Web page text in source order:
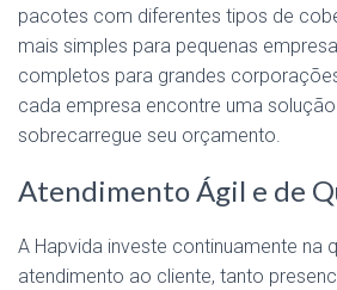
pacotes com diferentes tipos de
mais simples para pequenas
completos para grandes
cada empresa encontre uma
sobrecarregue seu orçamento.
Atendimento Ágil e de
A Hapvida investe continuamente na
atendimento ao cliente, tanto